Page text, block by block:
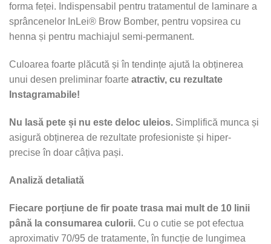
forma feței. Indispensabil pentru tratamentul de laminare a
sprâncenelor InLei® Brow Bomber, pentru vopsirea cu
henna și pentru machiajul semi-permanent.
Culoarea foarte plăcută și în tendințe ajută la obținerea
unui desen preliminar foarte atractiv, cu rezultate
Instagramabile!
Nu lasă pete și nu este deloc uleios. Simplifică munca și
asigură obținerea de rezultate profesioniste și hiper-
precise în doar câțiva pași.
Analiză detaliată
Fiecare porțiune de fir poate trasa mai mult de 10 linii
până la consumarea culorii. Cu o cutie se pot efectua
aproximativ 70/95 de tratamente, în funcție de lungimea